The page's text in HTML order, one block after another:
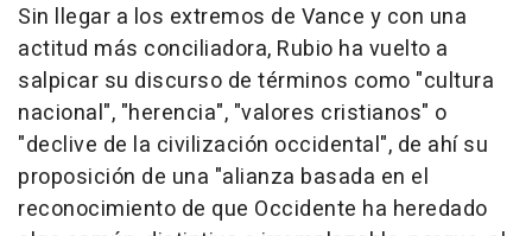
Sin llegar a los extremos de Vance y con una
actitud más conciliadora, Rubio ha vuelto a
salpicar su discurso de términos como "cultura
nacional", "herencia", "valores cristianos" o
"declive de la civilización occidental", de ahí su
proposición de una "alianza basada en el
reconocimiento de que Occidente ha heredado